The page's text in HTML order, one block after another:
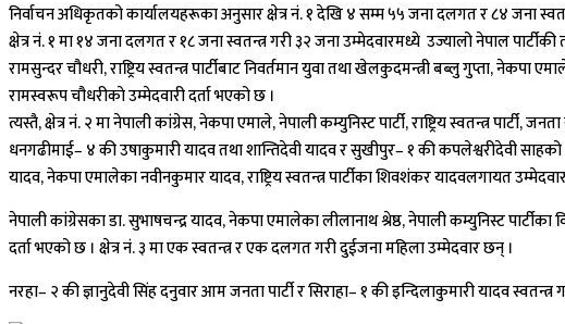
निर्वाचन अधिकृतको कार्यालयहरूका अनुसार क्षेत्र नं. १ देखि ४ सम्म ५५ जना दलगत र ८४ जना
क्षेत्र नं. १ मा १४ जना दलगत र १८ जना स्वतन्त्र गरी ३२ जना उम्मेदवारमध्ये उज्यालो नेपाल
रामसुन्दर चौधरी, राष्ट्रिय स्वतन्त्र पार्टीबाट निवर्तमान युवा तथा खेलकुदमन्त्री बब्लु गुप्ता,
रामस्वरूप चौधरीकाे उम्मेदवारी दर्ता भएको छ ।
त्यस्तै, क्षेत्र नं. २ मा नेपाली कांग्रेस, नेकपा एमाले, नेपाली कम्युनिस्ट पार्टी, राष्ट्रिय स्वतन्त्र
धनगढीमाई– ४ की उषाकुमारी यादव तथा शान्तिदेवी यादव र सुखीपुर– १ की कपलेश्वरीदेवी साहको
यादव, नेकपा एमालेका नवीनकुमार यादव, राष्ट्रिय स्वतन्त्र पार्टीका शिवशंकर यादवलगायत
नेपाली कांग्रेसका डा. सुभाषचन्द्र यादव, नेकपा एमालेका लीलानाथ श्रेष्ठ, नेपाली कम्युनिस्ट
दर्ता भएको छ । क्षेत्र नं. ३ मा एक स्वतन्त्र र एक दलगत गरी दुईजना महिला उम्मेदवार छन् ।
नरहा– २ की ज्ञानुदेवी सिंह दनुवार आम जनता पार्टी र सिराहा– १ की इन्दिलाकुमारी यादव